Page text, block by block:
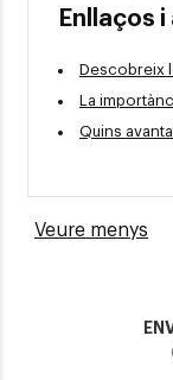
Enllaços
Descobreix
La
Quins
Veure menys